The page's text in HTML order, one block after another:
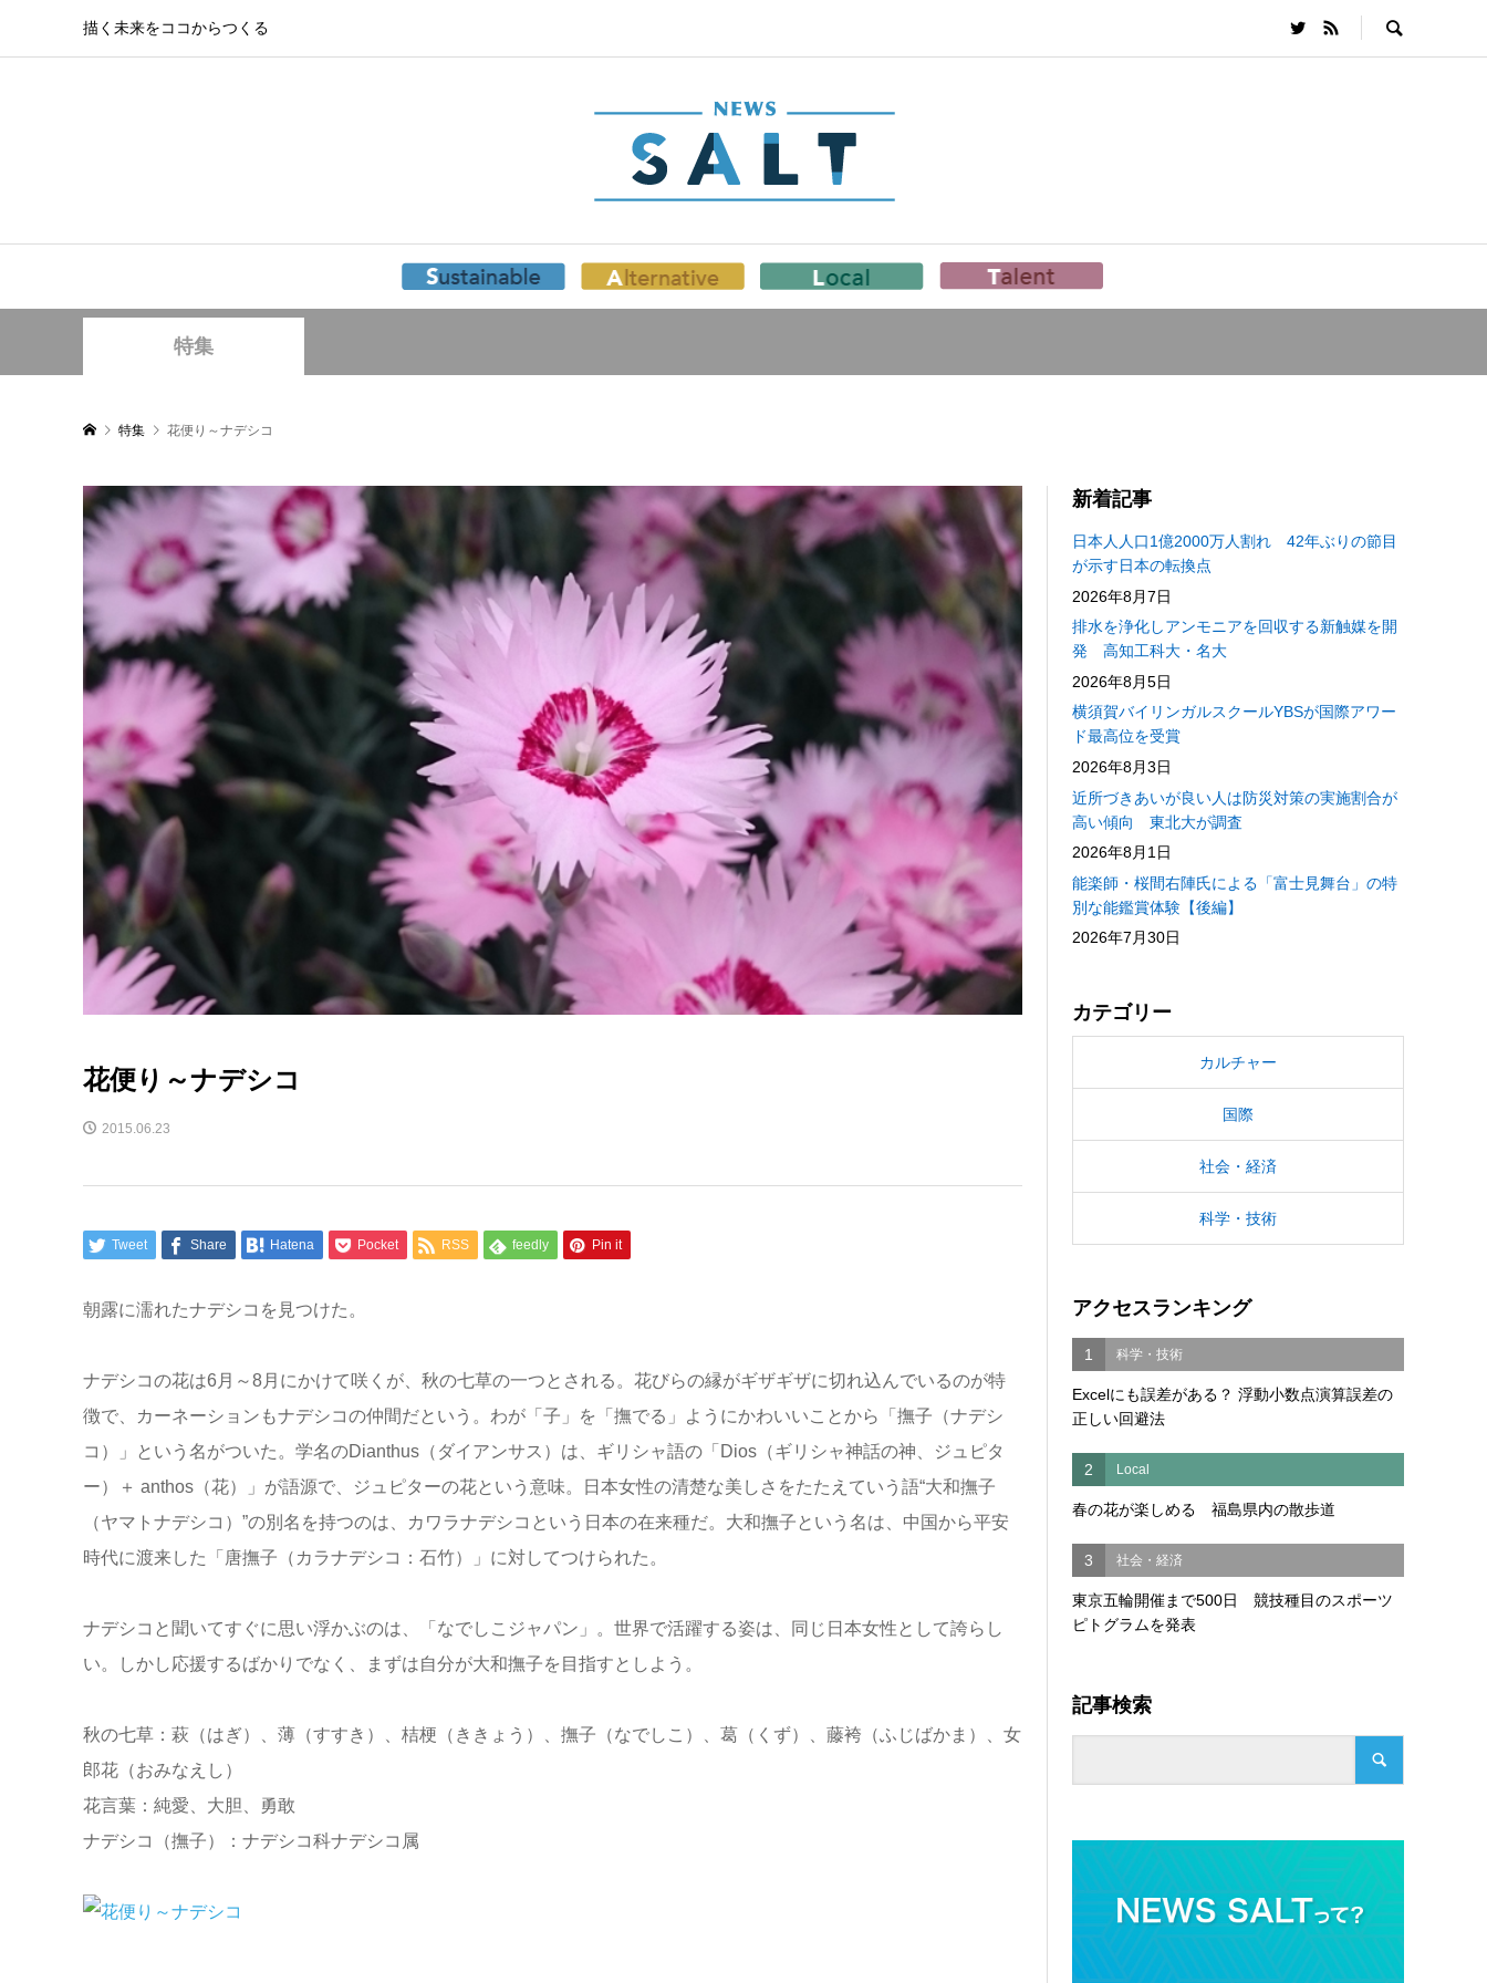
描く未来をココからつくる
特集
特集 花便り～ナデシコ
花便り～ナデシコ
2015.06.23
Tweet Share Hatena Pocket RSS feedly Pin it
朝露に濡れたナデシコを見つけた。
ナデシコの花は6月～8月にかけて咲くが、秋の七草の一つとされる。花びらの縁がギザギザに切れ込んでいるのが特
徴で、カーネーションもナデシコの仲間だという。わが「子」を「撫でる」ようにかわいいことから「撫子（ナデシ
コ）」という名がついた。学名のDianthus（ダイアンサス）は、ギリシャ語の「Dios（ギリシャ神話の神、ジュピタ
ー）＋ anthos（花）」が語源で、ジュピターの花という意味。日本女性の清楚な美しさをたたえていう語“大和撫子
（ヤマトナデシコ）”の別名を持つのは、カワラナデシコという日本の在来種だ。大和撫子という名は、中国から平安
時代に渡来した「唐撫子（カラナデシコ：石竹）」に対してつけられた。
ナデシコと聞いてすぐに思い浮かぶのは、「なでしこジャパン」。世界で活躍する姿は、同じ日本女性として誇らし
い。しかし応援するばかりでなく、まずは自分が大和撫子を目指すとしよう。
秋の七草：萩（はぎ）、薄（すすき）、桔梗（ききょう）、撫子（なでしこ）、葛（くず）、藤袴（ふじばかま）、女
郎花（おみなえし）
花言葉：純愛、大胆、勇敢
ナデシコ（撫子）：ナデシコ科ナデシコ属
新着記事
日本人人口1億2000万人割れ 42年ぶりの節目
が示す日本の転換点
2026年8月7日
排水を浄化しアンモニアを回収する新触媒を開
発 高知工科大・名大
2026年8月5日
横須賀バイリンガルスクールYBSが国際アワー
ド最高位を受賞
2026年8月3日
近所づきあいが良い人は防災対策の実施割合が
高い傾向 東北大が調査
2026年8月1日
能楽師・桜間右陣氏による「富士見舞台」の特
別な能鑑賞体験【後編】
2026年7月30日
カテゴリー
カルチャー
国際
社会・経済
科学・技術
アクセスランキング
1 科学・技術
Excelにも誤差がある？ 浮動小数点演算誤差の
正しい回避法
2 Local
春の花が楽しめる 福島県内の散歩道
3 社会・経済
東京五輪開催まで500日 競技種目のスポーツ
ピトグラムを発表
記事検索